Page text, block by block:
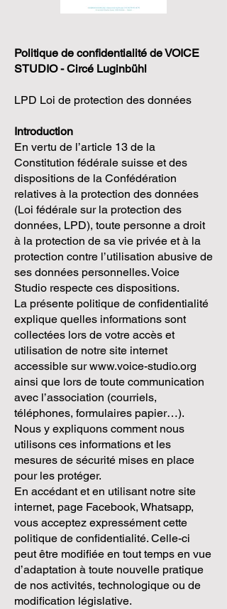
Politique de confidentialité de VOICE
STUDIO - Circé Luginbühl
LPD Loi de protection des données
Introduction
En vertu de l’article 13 de la
Constitution fédérale suisse et des
dispositions de la Confédération
relatives à la protection des données
(Loi fédérale sur la protection des
données, LPD), toute personne a droit
à la protection de sa vie privée et à la
protection contre l’utilisation abusive de
ses données personnelles. Voice
Studio respecte ces dispositions.
La présente politique de confidentialité
explique quelles informations sont
collectées lors de votre accès et
utilisation de notre site internet
accessible surwww.voice-studio.org
ainsi que lors de toute communication
avec l’association (courriels,
téléphones, formulaires papier…).
Nous y expliquons comment nous
utilisons ces informations et les
mesures de sécurité mises en place
pour les protéger.
En accédant et en utilisant notre site
internet, page Facebook, Whatsapp,
vous acceptez expressément cette
politique de confidentialité. Celle-ci
peut être modifiée en tout temps en vue
d’adaptation à toute nouvelle pratique
de nos activités, technologique ou de
modification législative.